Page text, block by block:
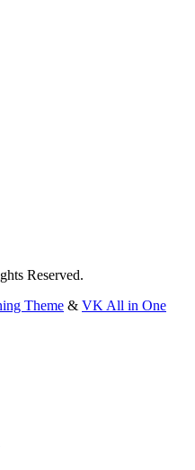
Reserved.
Theme & VK All in One